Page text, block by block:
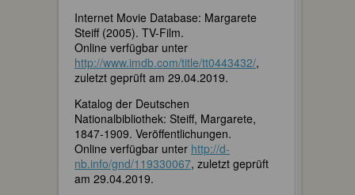
Internet Movie Database: Margarete
Steiff (2005). TV-Film.
Online verfügbar unter
http://www.imdb.com/title/tt0443432/,
zuletzt geprüft am 29.04.2019.
Katalog der Deutschen
Nationalbibliothek: Steiff, Margarete,
1847-1909. Veröffentlichungen.
Online verfügbar unter http://d-
nb.info/gnd/119330067, zuletzt geprüft
am 29.04.2019.